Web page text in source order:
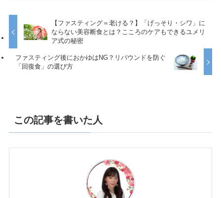
【ファスティング＝老ける？】「げっそり・シワ」に
ならない美容断食とは？こころのケアもできるユメリ
ア式の秘密
ファスティング後におかゆはNG？リバウンドを防ぐ
「回復食」の選び方
この記事を書いた人